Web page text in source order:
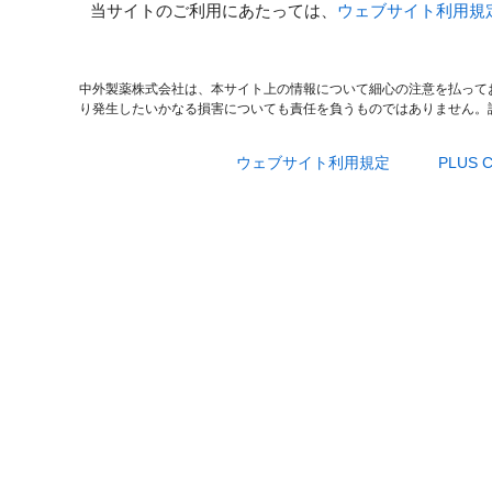
当サイトのご利用にあたっては、 ウェブサイト利用規
中外製薬株式会社は、本サイト上の情報について細心の注意を払っ
り発生したいかなる損害についても責任を負うものではありません
ウェブサイト利用規定 PLUS